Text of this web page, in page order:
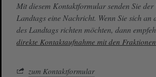
Mit diesem Kontaktformular senden Sie
Landtags eine Nachricht. Wenn Sie sich an
des Landtags richten möchten, dann
direkte Kontaktaufnahme mit den
zum Kontaktformular